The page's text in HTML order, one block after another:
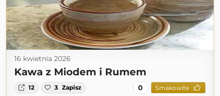
16 kwietnia 2026
Kawa z Miodem i Rumem
12 3 Zapisz 0 Smakowite